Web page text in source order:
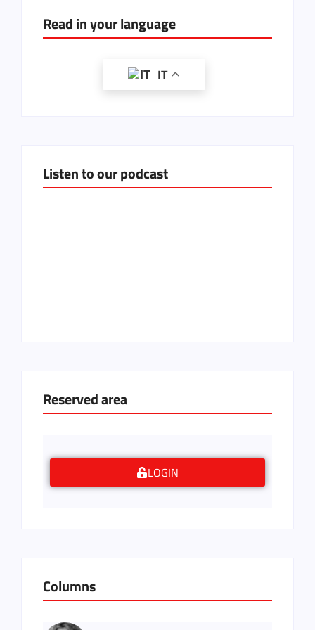
Read in your language
IT
Listen to our podcast
Reserved area
LOGIN
Columns